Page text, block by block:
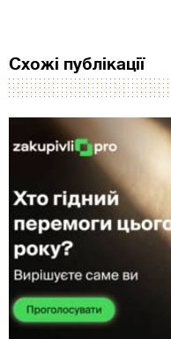
Схожі публікації